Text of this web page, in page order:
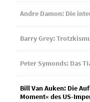
Andre Damon: Die
Barry Grey:
Peter Symonds: Das
Bill Van Auken: Die
Moment« des US-